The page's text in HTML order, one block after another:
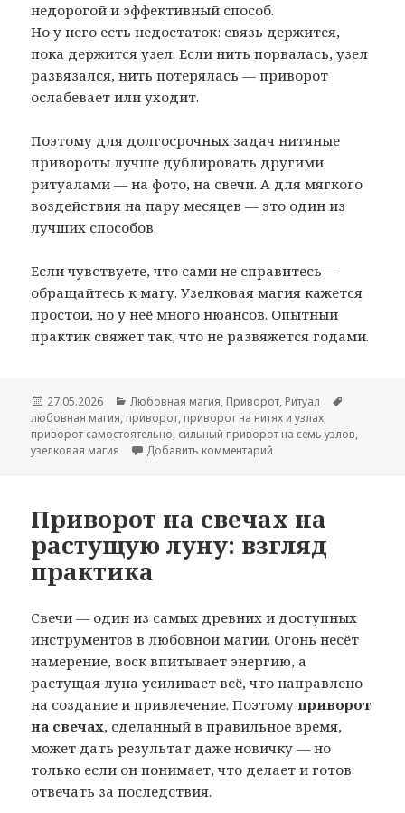
недорогой и эффективный способ.
Но у него есть недостаток: связь держится,
пока держится узел. Если нить порвалась, узел
развязался, нить потерялась — приворот
ослабевает или уходит.
Поэтому для долгосрочных задач нитяные
привороты лучше дублировать другими
ритуалами — на фото, на свечи. А для мягкого
воздействия на пару месяцев — это один из
лучших способов.
Если чувствуете, что сами не справитесь —
обращайтесь к магу. Узелковая магия кажется
простой, но у неё много нюансов. Опытный
практик свяжет так, что не развяжется годами.
Опубликовано
27.05.2026 Рубрики
Любовная магия, Приворот, Ритуал
любовная магия, приворот, приворот на нитях и узлах,
приворот самостоятельно, сильный приворот на семь узлов,
узелковая магия
Добавить комментарий
Приворот на свечах на
растущую луну: взгляд
практика
Свечи — один из самых древних и доступных
инструментов в любовной магии. Огонь несёт
намерение, воск впитывает энергию, а
растущая луна усиливает всё, что направлено
на создание и привлечение. Поэтомуприворот
на свечах, сделанный в правильное время,
может дать результат даже новичку — но
только если он понимает, что делает и готов
отвечать за последствия.